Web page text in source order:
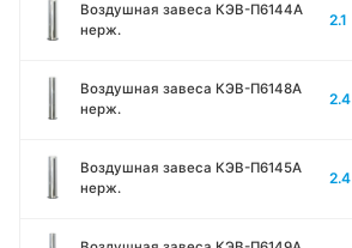
Воздушная завеса КЭВ-П6144A
нерж.
2.1
Воздушная завеса КЭВ-П6148A
нерж.
2.4
Воздушная завеса КЭВ-П6145A
нерж.
2.4